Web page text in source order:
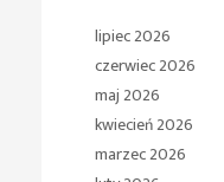
lipiec 2026
czerwiec 2026
maj 2026
kwiecień 2026
marzec 2026